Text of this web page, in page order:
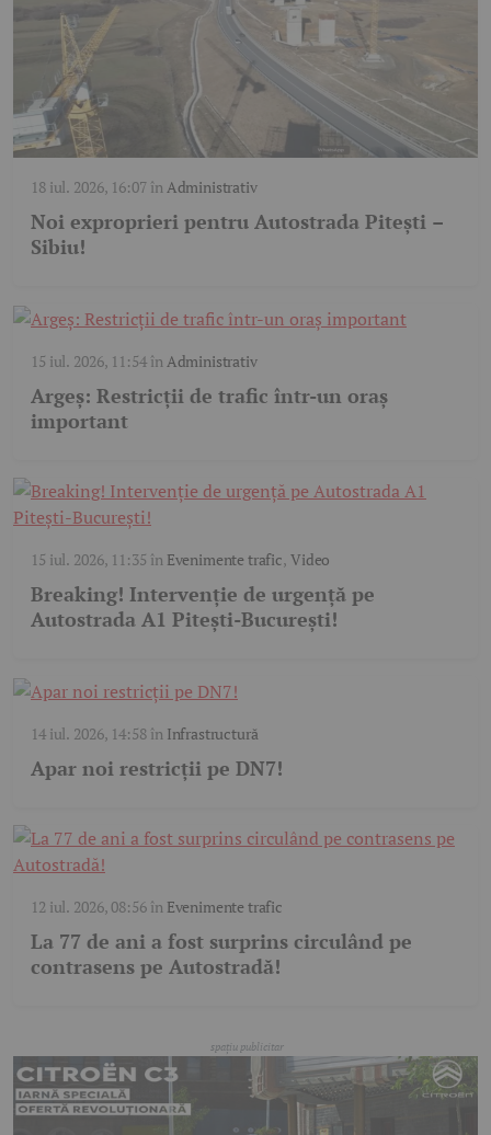
18 iul. 2026, 16:07înAdministrativ
Noi exproprieri pentru Autostrada Pitești –
Sibiu!
15 iul. 2026, 11:54înAdministrativ
Argeș: Restricții de trafic într-un oraș
important
15 iul. 2026, 11:35 în Evenimente trafic, Video
Breaking! Intervenție de urgență pe
Autostrada A1 Pitești-București!
14 iul. 2026, 14:58în Infrastructură
Apar noi restricții pe DN7!
12 iul. 2026, 08:56în Evenimente trafic
La 77 de ani a fost surprins circulând pe
contrasens pe Autostradă!